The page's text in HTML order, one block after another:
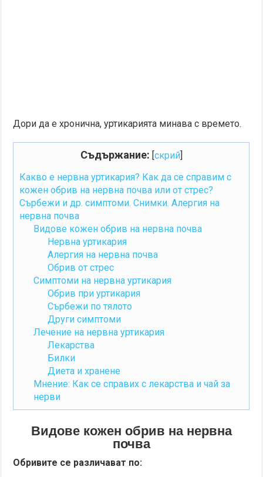
Дори да е хронична, уртикарията минава с времето.
Съдържание: [скрий]
Какво е нервна уртикария? Как да се справим с
кожен обрив на нервна почва или от стрес?
Сърбежи и др. симптоми. Снимки. Алергия на
нервна почва
Видове кожен обрив на нервна почва
Нервна уртикария
Алергия на нервна почва
Обрив от стрес
Симптоми на нервна уртикария
Обрив при уртикария
Сърбежи по тялото
Други симптоми
Лечение на нервна уртикария
Лекарства
Билки
Диета и хранене
Мнение: Как се справих с лекарства и чай за
нерви
Видове кожен обрив на нервна
почва
Обривите се различават по: